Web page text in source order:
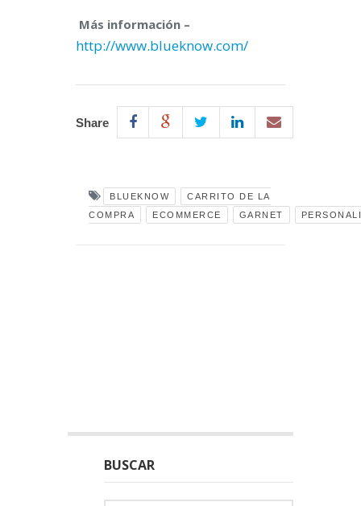
Más información –
http://www.blueknow.com/
Share
BLUEKNOW
CARRITO DE LA
COMPRA
ECOMMERCE GARNET
BUSCAR